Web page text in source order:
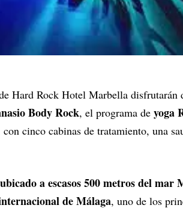
Hard Rock Hotel Marbella disfrutarán
Body Rock, el programa de yoga
con cinco cabinas de tratamiento, una
ubicado a escasos 500 metros del mar
de Málaga, uno de los